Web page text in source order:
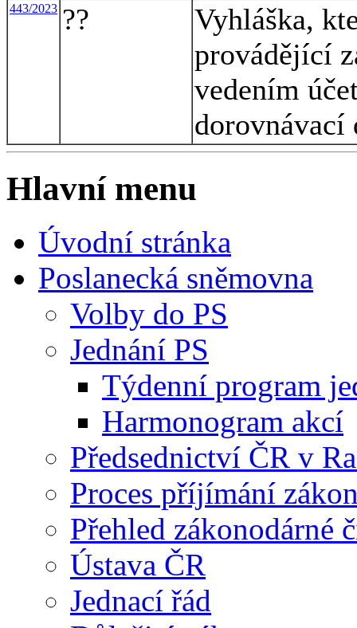
443/2023 ??
Vyhláška,
provádějící
vedením
dorovnávací
Hlavní menu
Úvodní stránka
Poslanecká sněmovna
Volby do PS
Jednání PS
Týdenní program
Harmonogram akcí
Předsednictví ČR v
Proces příjímání
Přehled zákonodárné
Ústava ČR
Jednací řád